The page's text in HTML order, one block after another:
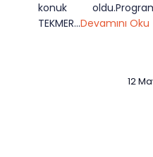
konuk
TEKMER...Devamını Oku
12